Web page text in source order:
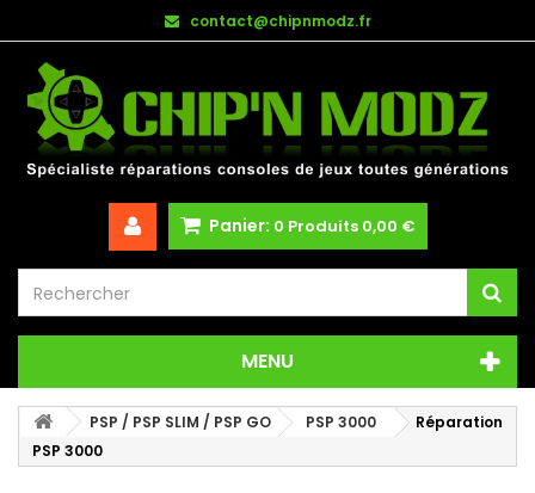
contact@chipnmodz.fr
Panier: 0 Produits 0,00 €
MENU
PSP / PSP SLIM / PSP GO PSP 3000
Réparation
PSP 3000